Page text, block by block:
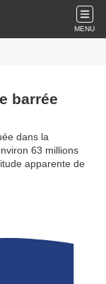
MENU
barrée
dans la
63 millions
apparente de